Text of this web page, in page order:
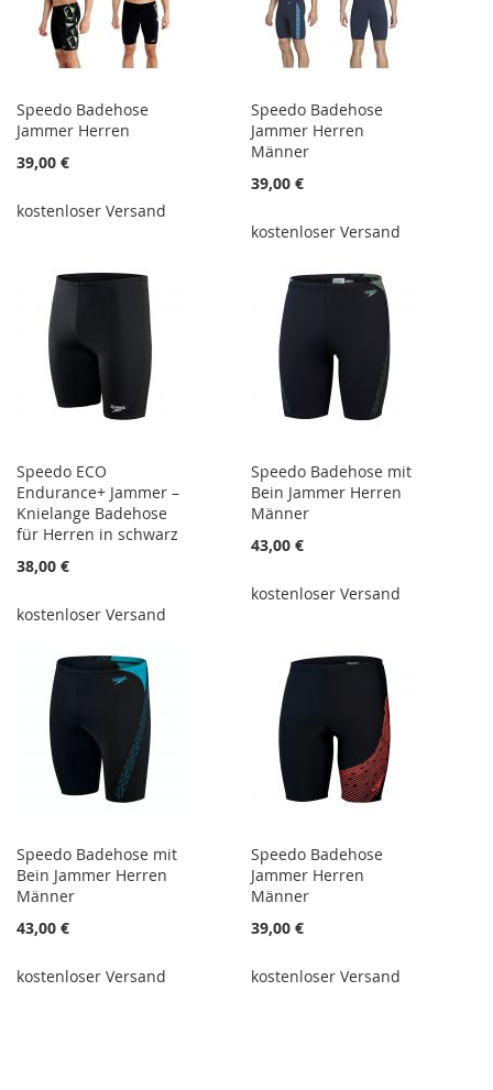
Speedo Badehose
Jammer Herren
39,00 €
kostenloser Versand
Speedo Badehose
Jammer Herren
Männer
39,00 €
kostenloser Versand
Speedo ECO
Endurance+ Jammer –
Knielange Badehose
für Herren in schwarz
38,00 €
kostenloser Versand
Speedo Badehose mit
Bein Jammer Herren
Männer
43,00 €
kostenloser Versand
Speedo Badehose mit
Bein Jammer Herren
Männer
43,00 €
kostenloser Versand
Speedo Badehose
Jammer Herren
Männer
39,00 €
kostenloser Versand